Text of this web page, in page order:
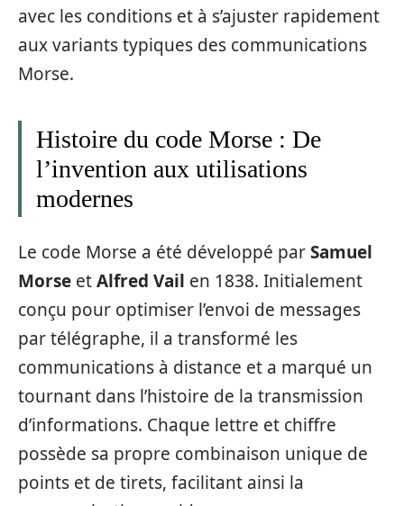
avec les conditions et à s’ajuster rapidement
aux variants typiques des communications
Morse.
Histoire du code Morse : De
l’invention aux utilisations
modernes
Le code Morse a été développé parSamuel
Morse etAlfred Vail en 1838. Initialement
conçu pour optimiser l’envoi de messages
par télégraphe, il a transformé les
communications à distance et a marqué un
tournant dans l’histoire de la transmission
d’informations. Chaque lettre et chiffre
possède sa propre combinaison unique de
points et de tirets, facilitant ainsi la